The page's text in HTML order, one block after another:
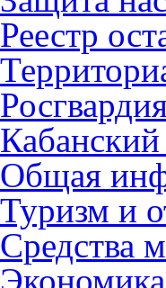
Реестр
Общая
Туризм и
Средства